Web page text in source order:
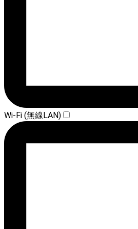
Wi-Fi (無線LAN)